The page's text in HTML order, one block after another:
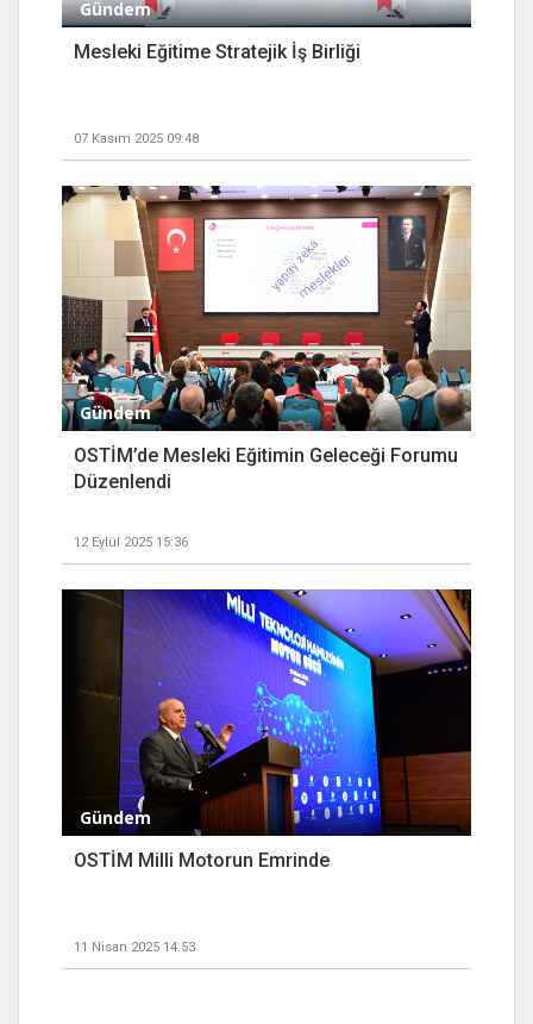
Gündem
Mesleki Eğitime Stratejik İş Birliği
07 Kasım 2025 09:48
Gündem
OSTİM’de Mesleki Eğitimin Geleceği Forumu
Düzenlendi
12 Eylül 2025 15:36
Gündem
OSTİM Milli Motorun Emrinde
11 Nisan 2025 14:53